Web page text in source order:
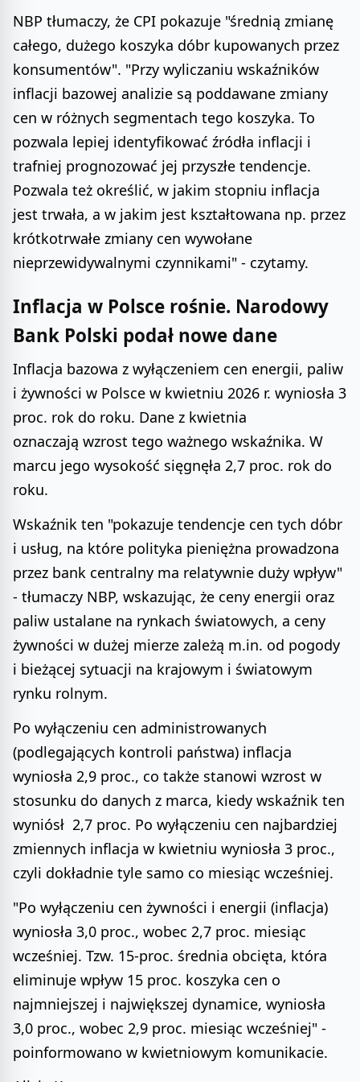
NBP tłumaczy, że CPI pokazuje "średnią zmianę
całego, dużego koszyka dóbr kupowanych przez
konsumentów". "Przy wyliczaniu wskaźników
inflacji bazowej analizie są poddawane zmiany
cen w różnych segmentach tego koszyka. To
pozwala lepiej identyfikować źródła inflacji i
trafniej prognozować jej przyszłe tendencje.
Pozwala też określić, w jakim stopniu inflacja
jest trwała, a w jakim jest kształtowana np. przez
krótkotrwałe zmiany cen wywołane
nieprzewidywalnymi czynnikami" - czytamy.
Inflacja w Polsce rośnie. Narodowy
Bank Polski podał nowe dane
Inflacja bazowa z wyłączeniem cen energii, paliw
i żywności w Polsce w kwietniu 2026 r. wyniosła 3
proc. rok do roku. Dane z kwietnia
oznaczają wzrost tego ważnego wskaźnika. W
marcu jego wysokość sięgnęła 2,7 proc. rok do
roku.
Wskaźnik ten "pokazuje tendencje cen tych dóbr
i usług, na które polityka pieniężna prowadzona
przez bank centralny ma relatywnie duży wpływ"
- tłumaczy NBP, wskazując, że ceny energii oraz
paliw ustalane na rynkach światowych, a ceny
żywności w dużej mierze zależą m.in. od pogody
i bieżącej sytuacji na krajowym i światowym
rynku rolnym.
Po wyłączeniu cen administrowanych
(podlegających kontroli państwa) inflacja
wyniosła 2,9 proc., co także stanowi wzrost w
stosunku do danych z marca, kiedy wskaźnik ten
wyniósł 2,7 proc. Po wyłączeniu cen najbardziej
zmiennych inflacja w kwietniu wyniosła 3 proc.,
czyli dokładnie tyle samo co miesiąc wcześniej.
"Po wyłączeniu cen żywności i energii (inflacja)
wyniosła 3,0 proc., wobec 2,7 proc. miesiąc
wcześniej. Tzw. 15-proc. średnia obcięta, która
eliminuje wpływ 15 proc. koszyka cen o
najmniejszej i największej dynamice, wyniosła
3,0 proc., wobec 2,9 proc. miesiąc wcześniej" -
poinformowano w kwietniowym komunikacie.